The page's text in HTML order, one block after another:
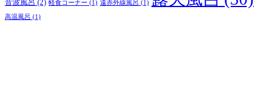
音波風呂 (2) 軽食コーナー (1) 遠赤外線風呂 (1)
高温風呂 (1)